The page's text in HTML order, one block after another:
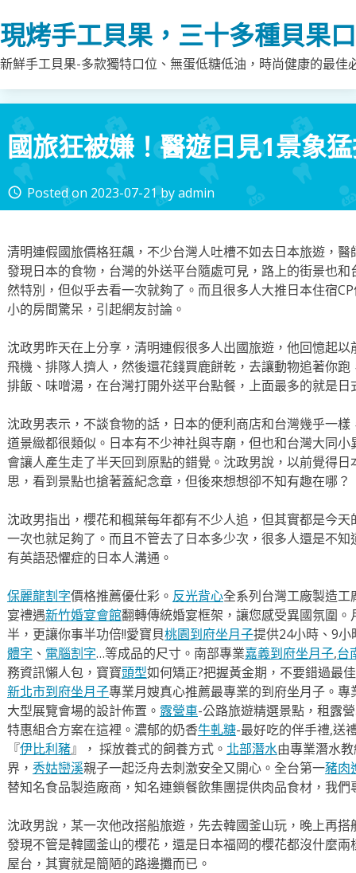
to
content
現烤手工貝果，三十多種貝果
新鮮手工貝果-多款獨特口位、無蛋低糖低油，時尚健康的最
國旅狂被嫌！醫遊日見1景象
access_time Posted on 2023-07-21byadmin
清明連假國旅價格狂飆，不少台灣人吐槽不如去日本旅遊，
發現日本的食物，台灣的外送平台隨處可見，路上的街景也
然特別，但似乎去看一次就夠了。而且很多人大推日本住宿
小的房間驚呆，引起網友討論。
沈政男昨天在上分享，清明連假很多人出國旅遊，他回憶起
飛機、排隊人擠人，然後還花錢買鹿餅乾，去讓動物追著你
排飯、味噌湯，在台灣打開外送平台點餐，上面最多的就是
沈政男表示，不談食物的話，日本的便利商店和台灣幾乎一
道景緻都很類似。日本有不少神社與寺廟，但也和台灣大同
會讓人產生走了半天回到原點的錯覺。沈政男說，以前覺得
思，看到景點也搶著蓋紀念章，但後來想想卻不知有趣在哪？
沈政男指出，櫻花和楓葉每年都有不少人追，但其實都是今
一次也就足夠了。而且不管去了日本多少次，很多人還是不
有英語恐懼症的日本人溝通。
保麗龍割字價格推薦優仕彩。 反光背心全系列台灣工廠製造
宴禮遇新竹婚宴會館翻轉傳統婚宴框架，讓您感受異國氛圍。
半，更讓你事半功倍!!愛寶貝桃園到府坐月子提供24小時、9
體字 、 電腦割字…等成品的尺寸。南部專業嘉義到府坐月子,台
務資訊懶人包，寶寶頭型如何矯正?把握黃金期，不要錯過最
新北市到府坐月子專業月嫂真心推薦最專業的到府坐月子。專
大型展覽會場的設計佈置。 露營車-公路旅遊精選景點，租露
特惠組合方案在這裡。濃郁的奶香牛軋糖-最好吃的伴手禮,送
『伊比利豬』， 採放養式的飼養方式。 北部潛水由專業潛水
界， 秀姑巒溪親子一起泛舟去​刺激安全又開心。全台第一豬肉
替知名食品製造廠商，知名連鎖餐飲集團提供肉品食材，我
沈政男說，某一次他改搭船旅遊，先去韓國釜山玩，晚上再
發現不管是韓國釜山的櫻花，還是日本福岡的櫻花都沒什麼
屋台，其實就是簡陋的路邊攤而已。